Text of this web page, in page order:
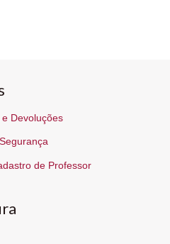
e Devoluções
de Professor